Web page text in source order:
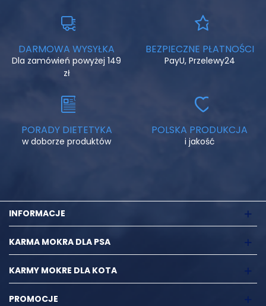
DARMOWA WYSYŁKA
Dla zamówień powyżej 149
zł
BEZPIECZNE PŁATNOŚCI
PayU, Przelewy24
PORADY DIETETYKA
w doborze produktów
POLSKA PRODUKCJA
i jakość
INFORMACJE
KARMA MOKRA DLA PSA
KARMY MOKRE DLA KOTA
PROMOCJE